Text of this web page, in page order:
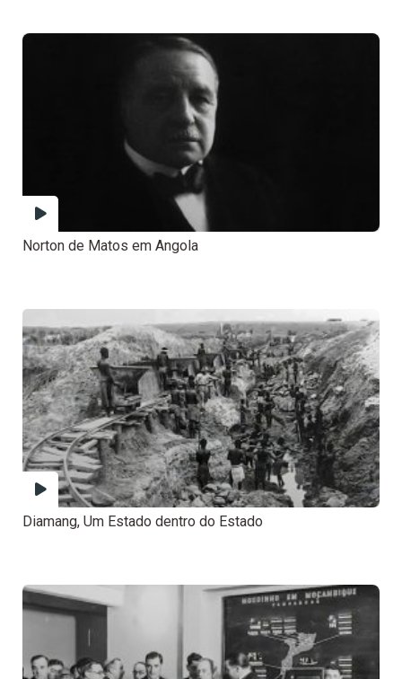
Norton de Matos em Angola
Diamang, Um Estado dentro do Estado